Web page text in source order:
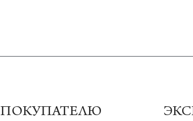
ПОКУПАТЕЛЮ